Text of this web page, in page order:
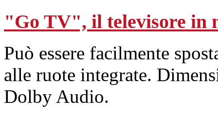
"Go TV", il televisore in
Può essere facilmente
alle ruote integrate.
Dolby Audio.